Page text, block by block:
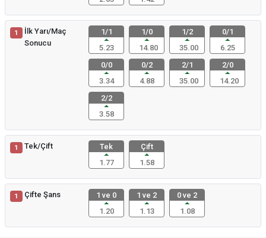
1
İlk Yarı/Maç
Sonucu
1/1
5.23
1/0
14.80
1/2
35.00
0/1
6.25
0/0
3.34
0/2
4.88
2/1
35.00
2/0
14.20
2/2
3.58
1 Tek/Çift
Tek
1.77
Çift
1.58
1 Çifte Şans
1 ve 0
1.20
1 ve 2
1.13
0 ve 2
1.08